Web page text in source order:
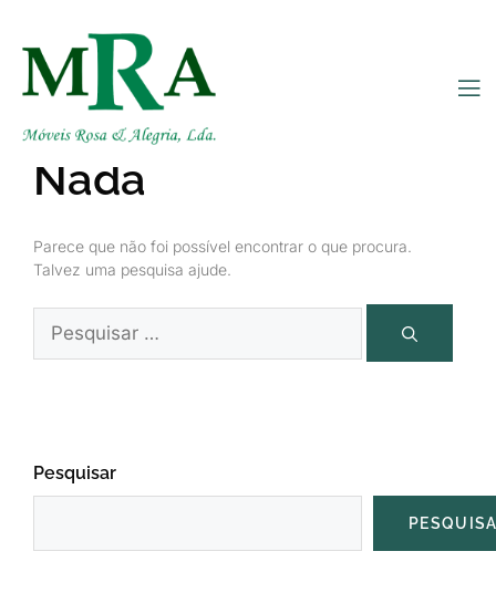
Não Foi Encontrado
Nada
Parece que não foi possível encontrar o que procura.
Talvez uma pesquisa ajude.
Pesquisar